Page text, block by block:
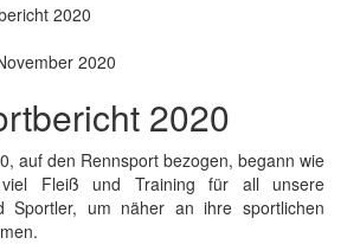
2020
2020
2020
auf den Rennsport bezogen, begann wie
Fleiß und Training für all unsere
Sportler, um näher an ihre sportlichen